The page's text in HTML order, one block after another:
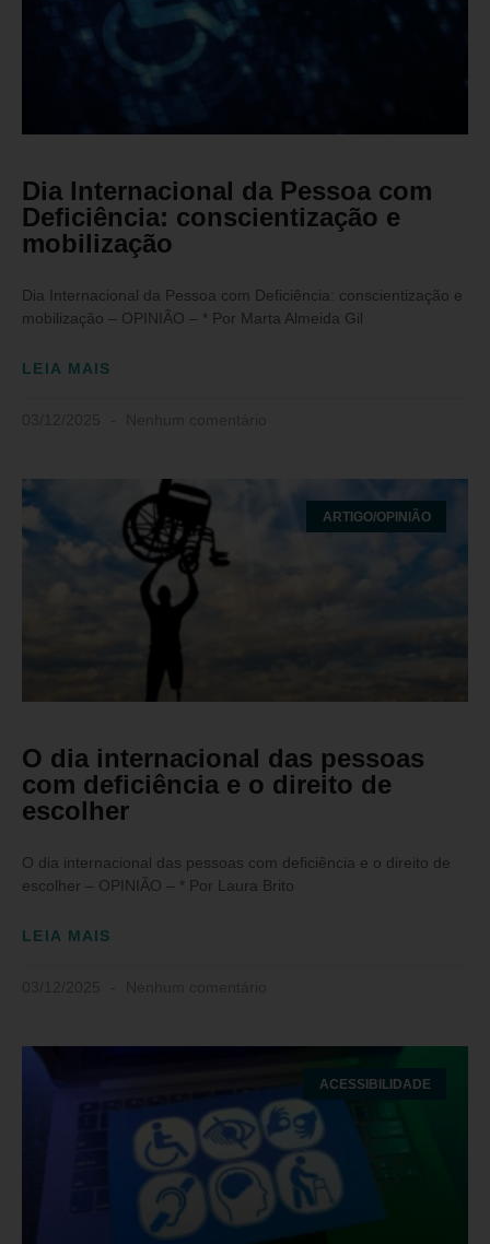
Dia Internacional da Pessoa com
Deficiência: conscientização e
mobilização
Dia Internacional da Pessoa com Deficiência: conscientização e
mobilização – OPINIÃO – * Por Marta Almeida Gil
LEIA MAIS
ARTIGO/OPINIÃO
O dia internacional das pessoas
com deficiência e o direito de
escolher
O dia internacional das pessoas com deficiência e o direito de
escolher – OPINIÃO – * Por Laura Brito
LEIA MAIS
ACESSIBILIDADE